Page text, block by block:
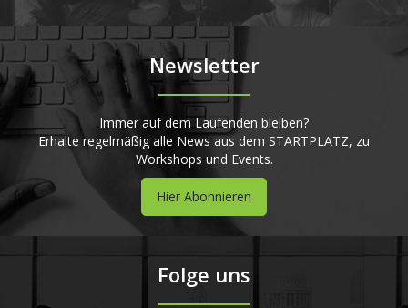
Newsletter
Immer auf dem Laufenden bleiben?
Erhalte regelmäßig alle News aus dem STARTPLATZ, zu
Workshops und Events.
Hier Abonnieren
Folge uns